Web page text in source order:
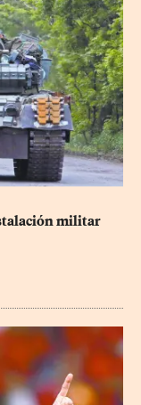
militar